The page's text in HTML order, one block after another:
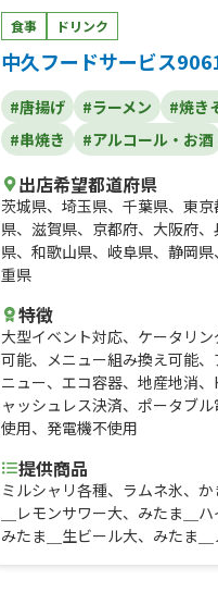
食事 ドリンク
中久フードサービス
#唐揚げ #ラーメン
#焼き
#串焼き
#アルコール・お酒
出店希望都道府県
茨城県、 埼玉県、 千葉県、 東京
県、 滋賀県、 京都府、 大阪府、
県、 和歌山県、 岐阜県、 静岡県、
重県
特徴
大型イベント対応、 ケータリ
可能、 メニュー組み換え可能、
ニュー、 エコ容器、 地産地消、
ャッシュレス決済、 ポータブル
使用、 発電機不使用
提供商品
ミルシャリ各種、ラムネ氷、
＿レモンサワー大、みたま＿ハ
みたま＿生ビール大、みたま